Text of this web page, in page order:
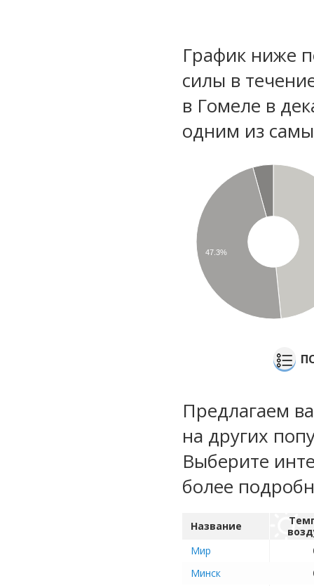
График ниже
силы в
в Гомеле в
одним из
47.3%
Предлагаем
на других
Выберите
более
Название
Мир
Минск